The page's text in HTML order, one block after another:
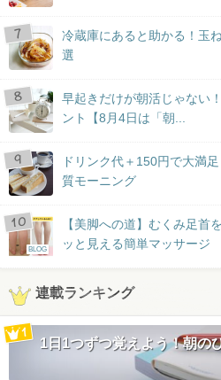
冷蔵庫にあると助かる！玉
選
早起きだけが朝活じゃない
ント【8月4日は「朝...
ドリンク代＋150円で大満
質モーニング
BLOG
【美脚への道】むくみ足首
ッと見える簡単マッサージ
連載ランキング
1日1つずつ覚えよう！朝の